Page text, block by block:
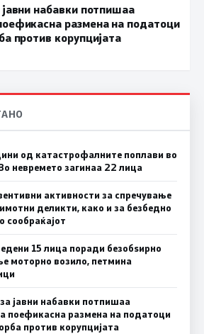
набавки потпишаа
размена на податоци
против корупцијата
од катастрофалните поплави во
невремето загинаа 22 лица
активности за спречување
деликти, како и за безбедно
сообраќајот
15 лица поради безобѕирно
моторно возило, петмина
јавни набавки потпишаа
поефикасна размена на податоци
против корупцијата